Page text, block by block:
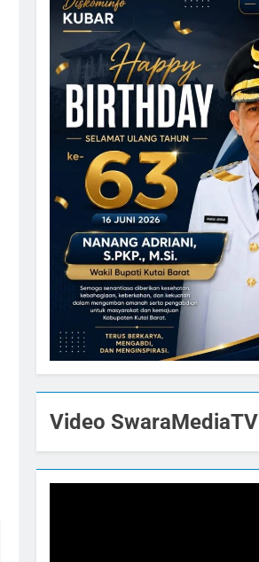
Video SwaraMediaTV